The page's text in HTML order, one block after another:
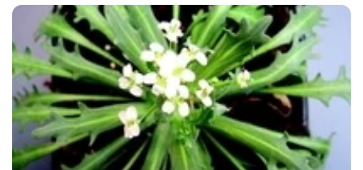
を作成しなければならなかった」と述べている。そ
の後で、研究論文の第一著者、Indiana Universityの
Dr. Danny Riceが、二つのアセンブリを単一の完全
なゲノム・アセンブリにまとめた。
Dr. Palmerは、「手っ取り早く言えば、Amborellaの
BIOMARKET JP